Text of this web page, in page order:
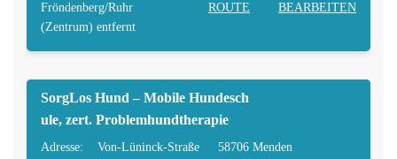
Fröndenberg/Ruhr
(Zentrum) entfernt
ROUTE BEARBEITEN
SorgLos Hund – Mobile Hundesch
ule, zert. Problemhundtherapie
Adresse:
Von-Lüninck-Straße
58706 Menden